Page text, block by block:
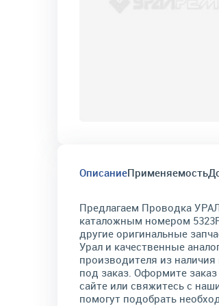
ОписаниеПрименяемость
Предлагаем Проводка
каталожным номером
другие оригинальные
Урал и качественные
производителя из
под заказ. Оформите
сайте или свяжитесь с
помогут подобрать